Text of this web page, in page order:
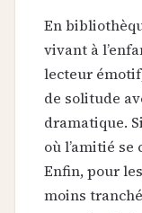
En
vivant à
lecteur
de solitude
dramatique.
où l’amitié se
Enfin, pour
moins